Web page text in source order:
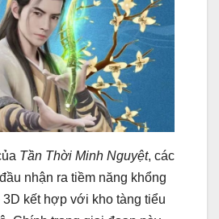
Tần Thời Minh Nguyệt, các
nhận ra tiềm năng khổng
3D kết hợp với kho tàng tiểu